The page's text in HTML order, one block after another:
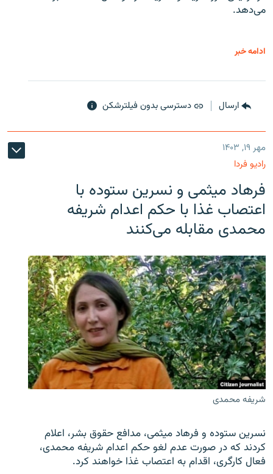
می‌دهد.
ادامه خبر
ارسال دسترسی بدون فیلترشکن
مهر ۱۹, ۱۴۰۳
رادیو فردا
فرهاد میثمی و نسرین ستوده با
اعتصاب غذا با حکم اعدام شریفه
محمدی مقابله می‌کنند
شریفه محمدی
نسرین ستوده و فرهاد میثمی، مدافع حقوق بشر، اعلام
کردند که در صورت عدم لغو حکم اعدام شریفه محمدی،
فعال کارگری، اقدام به اعتصاب غذا خواهند کرد.